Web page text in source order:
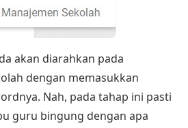
akan diarahkan pada
dengan memasukkan
Nah, pada tahap ini pasti
guru bingung dengan apa